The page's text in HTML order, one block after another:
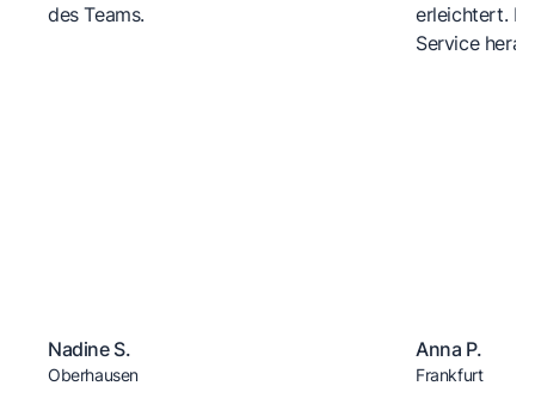
des Teams.
Nadine S.
Oberhausen
erleichtert.
Service
Anna P.
Frankfurt